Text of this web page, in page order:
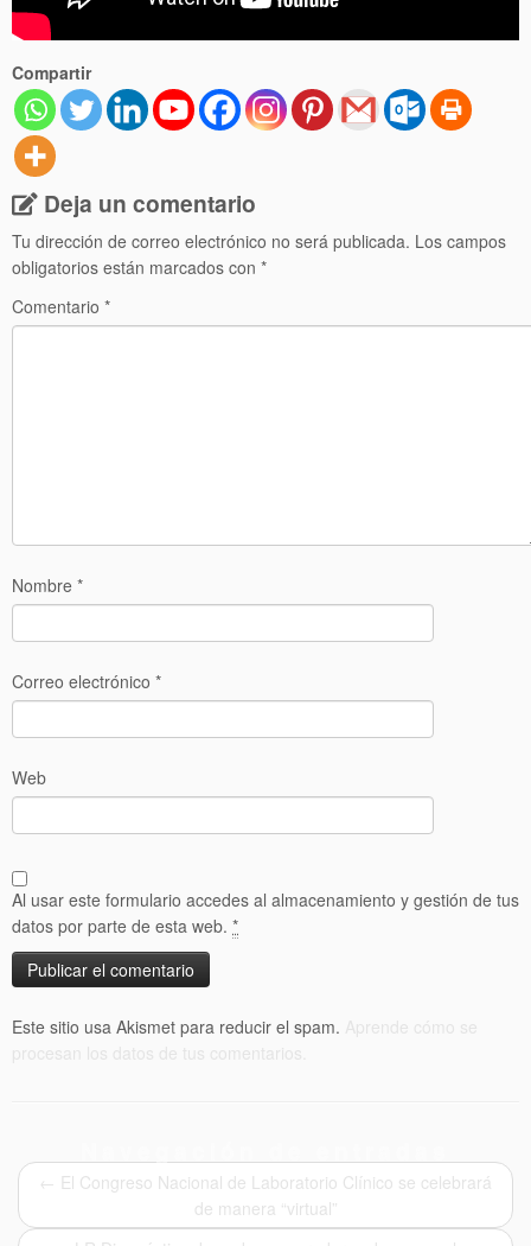
Compartir
Deja un comentario
Tu dirección de correo electrónico no será publicada. Los campos
obligatorios están marcados con *
Comentario *
Nombre *
Correo electrónico *
Web
Al usar este formulario accedes al almacenamiento y gestión de tus
datos por parte de esta web. *
Este sitio usa Akismet para reducir el spam.
← El Congreso Nacional de Laboratorio Clínico se celebrará
de manera “virtual”